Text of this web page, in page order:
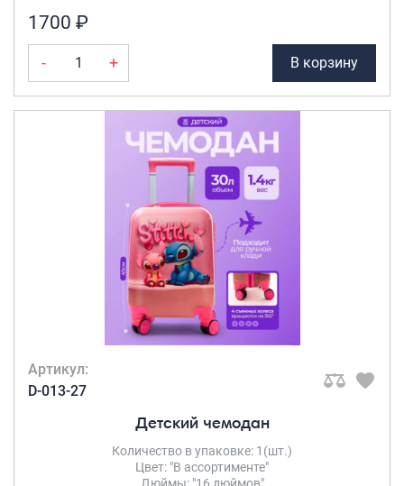
1700 ₽
- + В корзину
Артикул:
D-013-27
Детский чемодан
Количество в упаковке: 1(шт.)
Цвет: "В ассортименте"